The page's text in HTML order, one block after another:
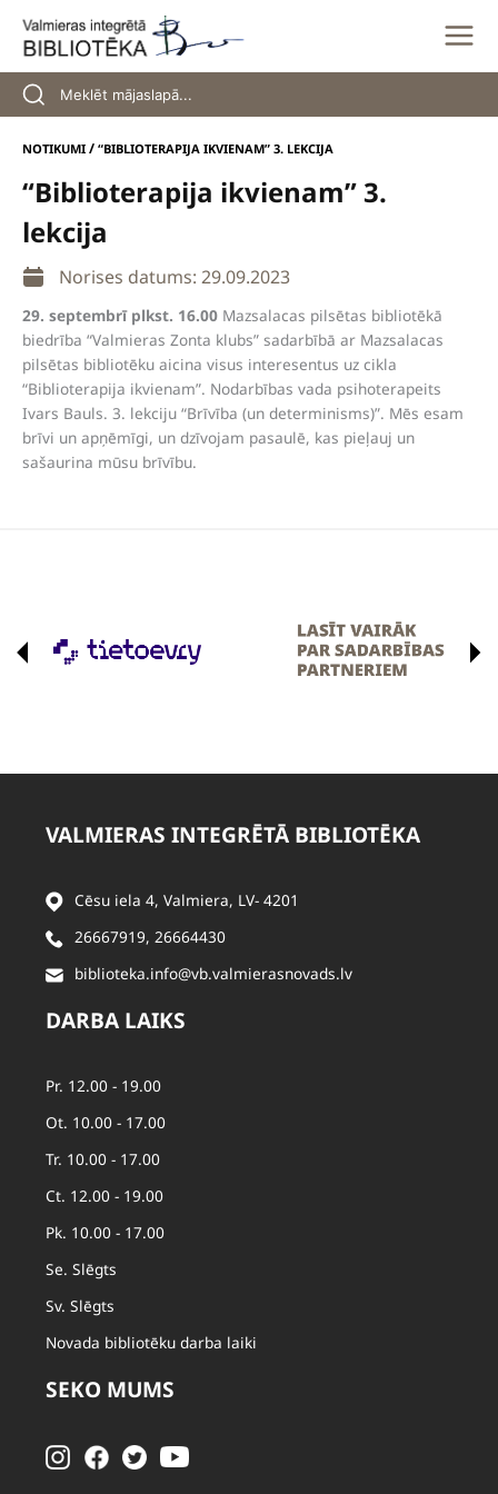
content
NOTIKUMI / “BIBLIOTERAPIJA IKVIENAM” 3. LEKCIJA
“Biblioterapija ikvienam” 3.
lekcija
Norises datums: 29.09.2023
29. septembrī plkst. 16.00 Mazsalacas pilsētas bibliotēkā
biedrība “Valmieras Zonta klubs” sadarbībā ar Mazsalacas
pilsētas bibliotēku aicina visus interesentus uz cikla
“Biblioterapija ikvienam”. Nodarbības vada psihoterapeits
Ivars Bauls. 3. lekciju “Brīvība (un determinisms)”. Mēs esam
brīvi un apņēmīgi, un dzīvojam pasaulē, kas pieļauj un
sašaurina mūsu brīvību.
VALMIERAS INTEGRĒTĀ BIBLIOTĒKA
Cēsu iela 4, Valmiera, LV- 4201
26667919, 26664430
biblioteka.info@vb.valmierasnovads.lv
DARBA LAIKS
Pr. 12.00 - 19.00
Ot. 10.00 - 17.00
Tr. 10.00 - 17.00
Ct. 12.00 - 19.00
Pk. 10.00 - 17.00
Se. Slēgts
Sv. Slēgts
Novada bibliotēku darba laiki
SEKO MUMS